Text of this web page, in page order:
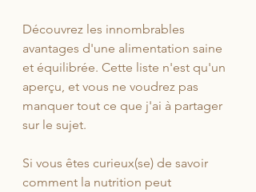
Découvrez les innombrables
avantages d'une alimentation saine
et équilibrée. Cette liste n'est qu'un
aperçu, et vous ne voudrez pas
manquer tout ce que j'ai à partager
sur le sujet.
Si vous êtes curieux(se) de savoir
comment la nutrition peut